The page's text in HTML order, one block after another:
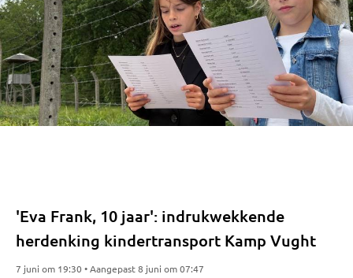
'Eva Frank, 10 jaar': indrukwekkende
herdenking kindertransport Kamp Vught
7 juni om 19:30 • Aangepast 8 juni om 07:47